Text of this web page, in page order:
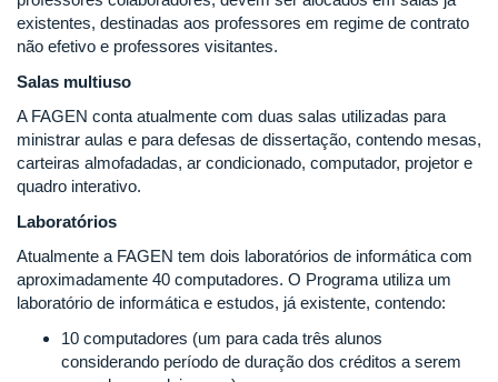
existentes, destinadas aos professores em regime de contrato
não efetivo e professores visitantes.
Salas multiuso
A FAGEN conta atualmente com duas salas utilizadas para
ministrar aulas e para defesas de dissertação, contendo mesas,
carteiras almofadadas, ar condicionado, computador, projetor e
quadro interativo.
Laboratórios
Atualmente a FAGEN tem dois laboratórios de informática com
aproximadamente 40 computadores. O Programa utiliza um
laboratório de informática e estudos, já existente, contendo:
10 computadores (um para cada três alunos
considerando período de duração dos créditos a serem